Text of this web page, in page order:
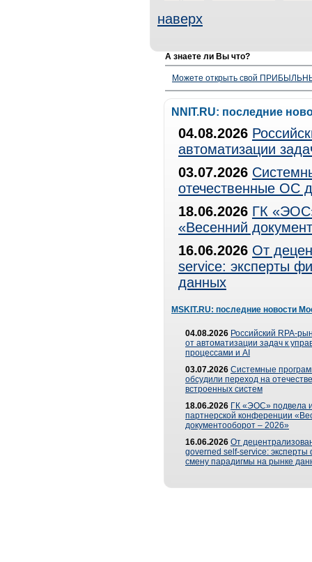
наверх
А знаете ли Вы что?
Можете открыть свой
NNIT.RU: последние
04.08.2026
автоматизации
03.07.2026
отечественные ОС
18.06.2026 ГК
«Весенний
16.06.2026 От
service: эксперты
данных
MSKIT.RU: последние новости
04.08.2026 Российский RPA-
от автоматизации задач к
процессами и AI
03.07.2026 Системные
обсудили переход на
встроенных систем
18.06.2026 ГК «ЭОС» подвела
партнерской конференции
документооборот – 2026»
16.06.2026 От
governed self-service: эксперты
смену парадигмы на рынке